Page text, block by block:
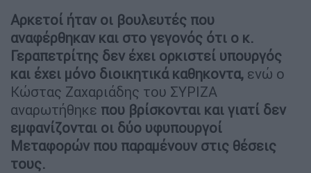
Αρκετοί ήταν οι βουλευτές που
αναφέρθηκαν και στο γεγονός ότι ο κ.
Γεραπετρίτης δεν έχει ορκιστεί υπουργός
και έχει μόνο διοικητικά καθηκοντα, ενώ ο
Κώστας Ζαχαριάδης του ΣΥΡΙΖΑ
αναρωτήθηκε που βρίσκονται και γιατί δεν
εμφανίζονται οι δύο υφυπουργοί
Μεταφορών που παραμένουν στις θέσεις
τους.